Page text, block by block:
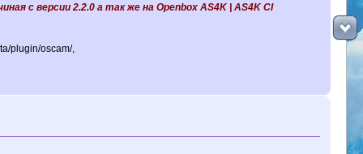
с версии 2.2.0 а так же на Openbox AS4K | AS4K CI
plugin/oscam/,